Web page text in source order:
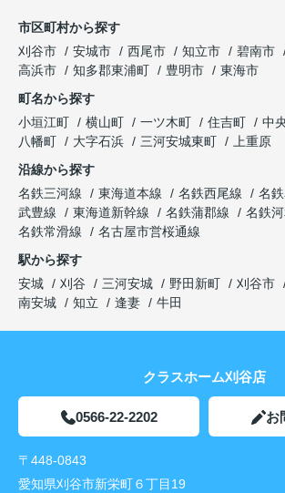
市区町村から探す
刈谷市
安城市 西尾市 知立市 碧南市
高浜市
知多郡東浦町 豊明市
東海市
町名から探す
小垣江町
横山町 一ツ木町 住吉町 中
八幡町
大字石浜 三河安城東町
上重原
沿線から探す
名鉄三河線
東海道本線 名鉄西尾線
名
武豊線
東海道新幹線 名鉄蒲郡線
名鉄
名鉄常滑線
名古屋市営桜通線
駅から探す
安城
刈谷 三河安城 野田新町 刈谷市
南安城
知立 逢妻 牛田
クラスホーム刈谷店
0566-22-2202 お
〒448-0843
愛知県刈谷市新栄町６丁目19